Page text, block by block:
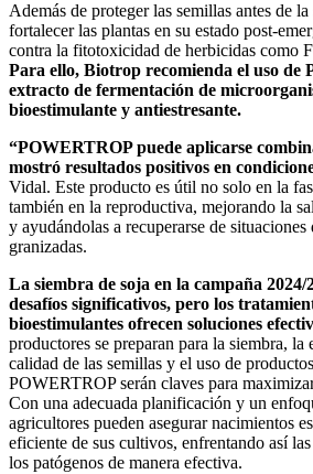
Además de proteger las semillas antes de
fortalecer las plantas en su estado post-
contra la fitotoxicidad de herbicidas como
Para ello, Biotrop recomienda el uso de
extracto de fermentación de
bioestimulante y antiestresante.
“POWERTROP puede aplicarse
mostró resultados positivos en
Vidal. Este producto es útil no solo en la
también en la reproductiva, mejorando la
y ayudándolas a recuperarse de situaciones
granizadas.
La siembra de soja en la campaña 2024/
desafíos significativos, pero los
bioestimulantes ofrecen soluciones
productores se preparan para la siembra, la
calidad de las semillas y el uso de
POWERTROP serán claves para
Con una adecuada planificación y un
agricultores pueden asegurar nacimientos
eficiente de sus cultivos, enfrentando así
los patógenos de manera efectiva.